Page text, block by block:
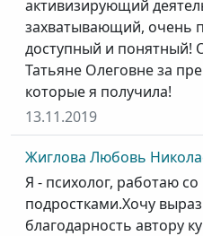
активизирующий
захватывающий, очень
доступный и понятный!
Татьяне Олеговне за
которые я получила!
13.11.2019
Жиглова Любовь
Я - психолог, работаю
подростками.Хочу
благодарность автору